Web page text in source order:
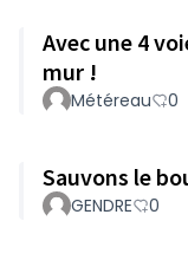
Avec une 4
mur !
Météreau 0
Sauvons le
GENDRE 0